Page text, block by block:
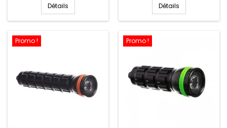
Détails Détails
Promo ! Promo !